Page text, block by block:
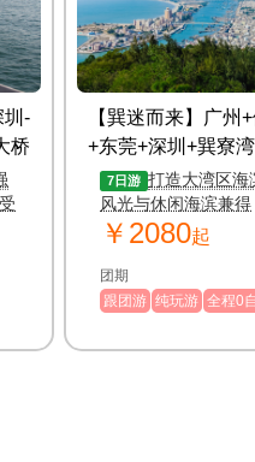
圳-
桥
【巽迷而来】广州
+东莞+深圳+巽寮
卧7日纯玩游
7日游 打造大湾区海
风光与休闲海滨兼得
￥2080起
团期
跟团游 纯玩游 全程0